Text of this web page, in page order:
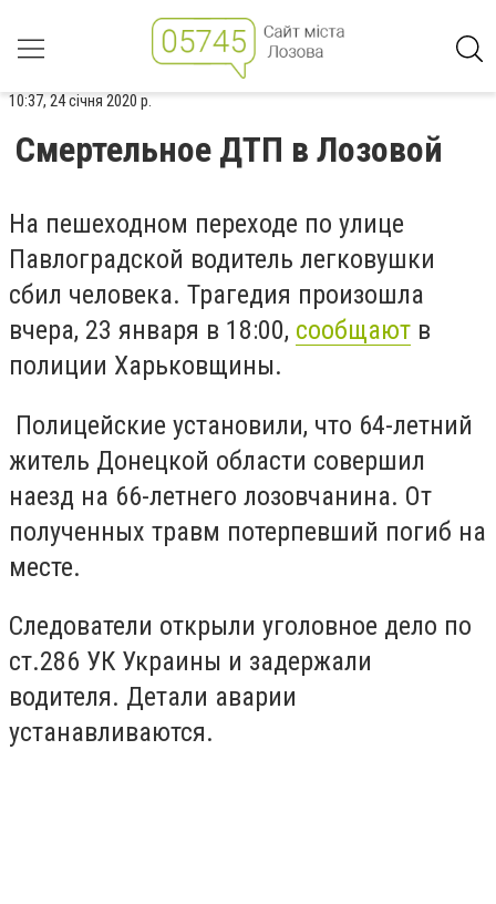
10:37, 24 січня 2020 р.
Смертельное ДТП в Лозовой
На пешеходном переходе по улице
Павлоградской водитель легковушки
сбил человека. Трагедия произошла
вчера, 23 января в 18:00, сообщают в
полиции Харьковщины.
Полицейские установили, что 64-летний
житель Донецкой области совершил
наезд на 66-летнего лозовчанина. От
полученных травм потерпевший погиб на
месте.
Следователи открыли уголовное дело по
ст.286 УК Украины и задержали
водителя. Детали аварии
устанавливаются.